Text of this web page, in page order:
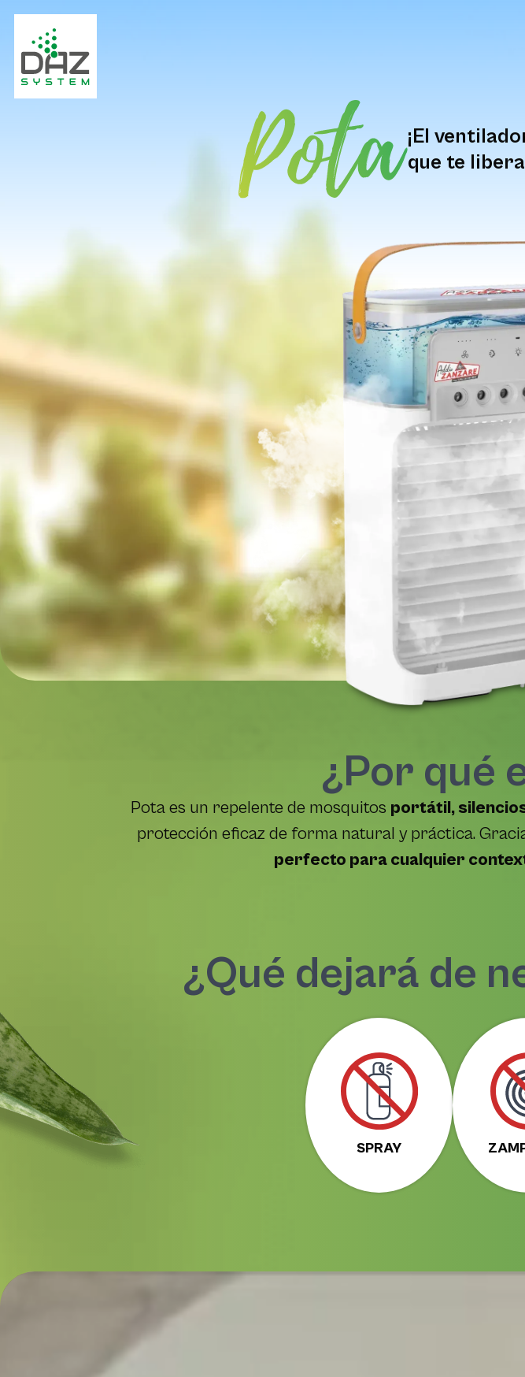
¡El
que te
¿Por qué
Pota es un repelente de mosquitos portátil,
protección eficaz de forma natural y práctica.
perfecto para cualquier
¿Qué dejará de
SPRAY